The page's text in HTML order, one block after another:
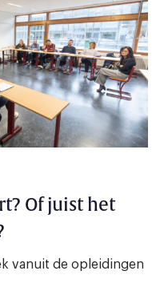
Of juist het
vanuit de opleidingen